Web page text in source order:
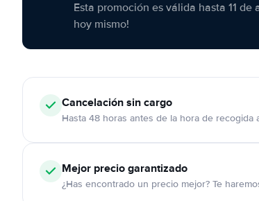
Esta promoción es válida hasta 11
hoy mismo!
Cancelaciónsin cargo
Hasta 48 horas antes de la hora de recogida
Mejor precio garantizado
¿Has encontrado un precio mejor? Te